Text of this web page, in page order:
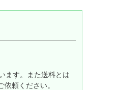
ます。また送料とは
頼ください。